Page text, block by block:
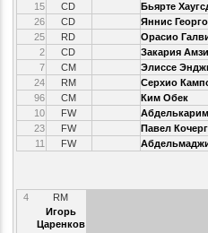
15
CD
Бьярте
26
CD
Яннис
25
RD
Орасио
2
CD
Закария
7
CM
Элиссе
24
RM
Серхио
96
CM
Ким Обек
10
FW
23
FW
Павел
11
FW
4
RM
Игорь
Царенков